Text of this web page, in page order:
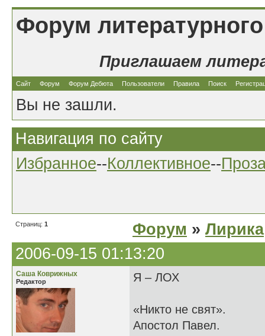
Форум
Приглашаем
Сайт Форум Форум Дебюта Пользователи Правила Поиск
Вы не зашли.
Навигация по сайту
Избранное--Коллективное--
Страниц: 1 Форум » Лирика
2006-09-15 01:13:20
Саша Коврижных
Редактор Я – ЛОХ
«Никто не свят».
Апостол Павел.